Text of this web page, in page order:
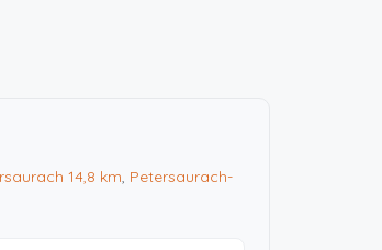
14,8 km, Petersaurach-